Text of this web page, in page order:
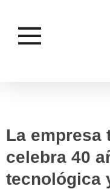
La empresa
celebra 40
tecnológica